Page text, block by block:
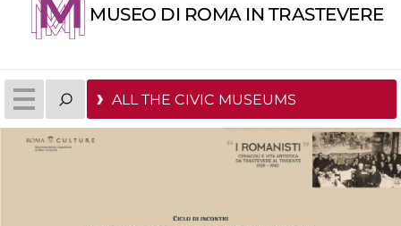
MUSEO DI ROMA IN TRASTEVERE
ALL THE CIVIC MUSEUMS